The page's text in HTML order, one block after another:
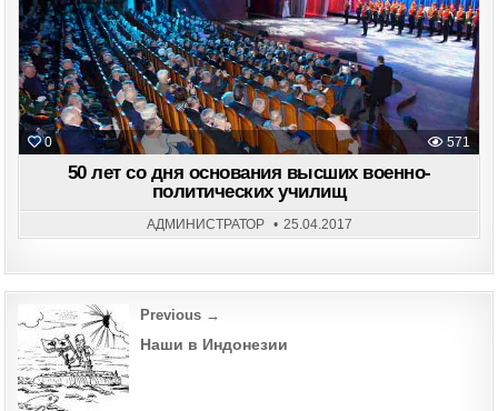
0 571
50 лет со дня основания высших военно-
политических училищ
АДМИНИСТРАТОР 25.04.2017
Post
navigation
Previous →
Наши в Индонезии